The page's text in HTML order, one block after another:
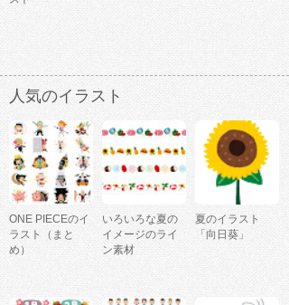
人気のイラスト
ONE PIECEのイ
ラスト（まと
め）
いろいろな夏の
イメージのライ
ン素材
夏のイラスト
「向日葵」